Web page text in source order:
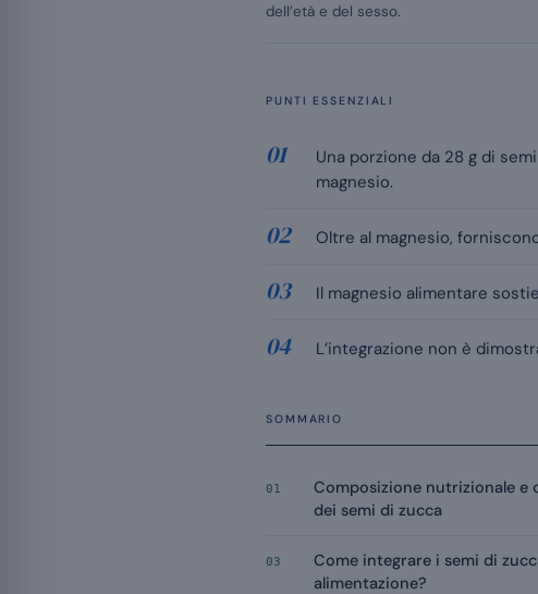
dell’età e del sesso.
PUNTI ESSENZIALI
Una porzione da 28 g di
magnesio.
Oltre al magnesio,
Il magnesio alimentare
L’integrazione non è
SOMMARIO
01
Composizione nutrizionale e
dei semi di zucca
03
Come integrare i semi di
alimentazione?